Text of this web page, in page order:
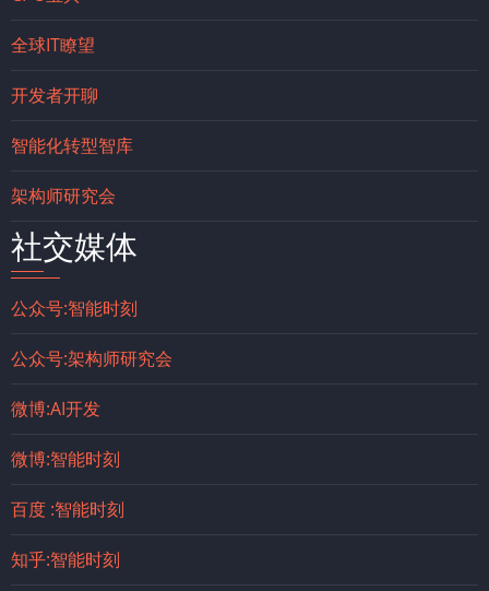
全球IT瞭望
开发者开聊
智能化转型智库
架构师研究会
社交媒体
公众号:智能时刻
公众号:架构师研究会
微博:AI开发
微博:智能时刻
百度 :智能时刻
知乎:智能时刻